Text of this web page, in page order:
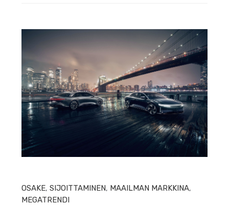
OSAKE,SIJOITTAMINEN, MAAILMAN MARKKINA,
MEGATRENDI